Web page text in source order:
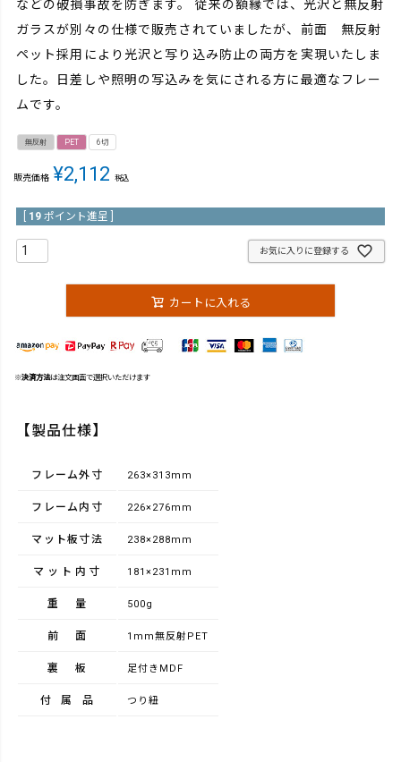
などの破損事故を防ぎます。 従来の額縁では、光沢と無反射
ガラスが別々の仕様で販売されていましたが、前面 無反射
ペット採用により光沢と写り込み防止の両方を実現いたしま
した。日差しや照明の写込みを気にされる方に最適なフレー
ムです。
無反射 PET 6切
販売価格 ¥2,112 税込
19 ポイント進呈 ]
お気に入りに登録する
カートに入れる
※決済方法は注文画面で選択いただけます
【製品仕様】
フレーム外寸 263×313mm
フレーム内寸 226×276mm
マット板寸法 238×288mm
マット内寸 181×231mm
重量 500g
前面 1mm無反射PET
裏板 足付きMDF
付属品 つり紐